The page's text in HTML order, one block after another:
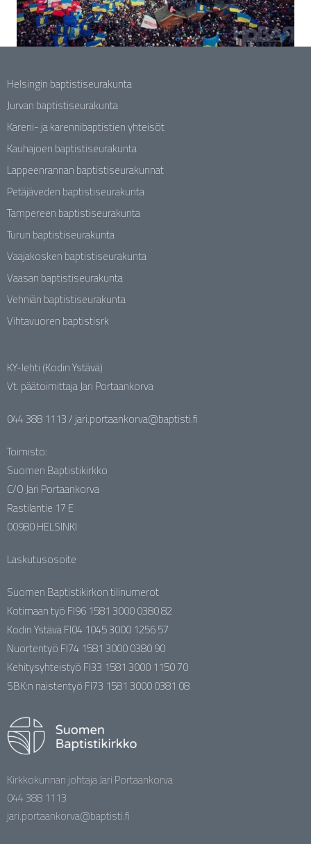
Helsingin baptistiseurakunta
Jurvan baptistiseurakunta
Kareni- ja karennibaptistien yhteisöt
Kauhajoen baptistiseurakunta
Lappeenrannan baptistiseurakunnat
Petäjäveden baptistiseurakunta
Tampereen baptistiseurakunta
Turun baptistiseurakunta
Vaajakosken baptistiseurakunta
Vaasan baptistiseurakunta
Vehniän baptistiseurakunta
Vihtavuoren baptistisrk
KY-lehti (Kodin Ystävä)
Vt. päätoimittaja Jari Portaankorva
044 388 1113 / jari.portaankorva@baptisti.fi
Toimisto:
Suomen Baptistikirkko
C/O Jari Portaankorva
Rastilantie 17 E
00980 HELSINKI
Laskutusosoite
Suomen Baptistikirkon tilinumerot
Kotimaan työ FI96 1581 3000 0380 82
Kodin Ystävä FI04 1045 3000 1256 57
Nuortentyö FI74 1581 3000 0380 90
Kehitysyhteistyö FI33 1581 3000 1150 70
SBK:n naistentyö FI73 1581 3000 0381 08
Kirkkokunnan johtaja Jari Portaankorva
044 388 1113
jari.portaankorva@baptisti.fi